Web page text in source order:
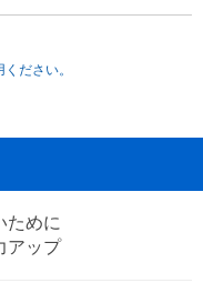
ださい。
ために
アップ